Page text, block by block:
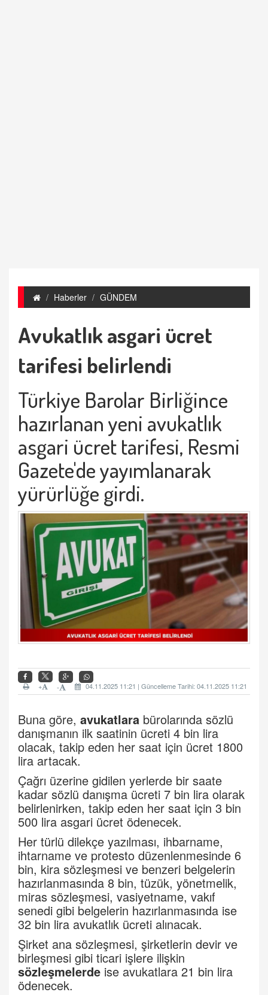
Haberler GÜNDEM
Avukatlık asgari ücret
tarifesi belirlendi
Türkiye Barolar Birliğince
hazırlanan yeni avukatlık
asgari ücret tarifesi, Resmi
Gazete'de yayımlanarak
yürürlüğe girdi.
04.11.2025 11:21 | Güncelleme Tarihi: 04.11.2025 11:21
-
+
Buna göre, avukatlara bürolarında sözlü
danışmanın ilk saatinin ücreti 4 bin lira
olacak, takip eden her saat için ücret 1800
lira artacak.
Çağrı üzerine gidilen yerlerde bir saate
kadar sözlü danışma ücreti 7 bin lira olarak
belirlenirken, takip eden her saat için 3 bin
500 lira asgari ücret ödenecek.
Her türlü dilekçe yazılması, ihbarname,
ihtarname ve protesto düzenlenmesinde 6
bin, kira sözleşmesi ve benzeri belgelerin
hazırlanmasında 8 bin, tüzük, yönetmelik,
miras sözleşmesi, vasiyetname, vakıf
senedi gibi belgelerin hazırlanmasında ise
32 bin lira avukatlık ücreti alınacak.
Şirket ana sözleşmesi, şirketlerin devir ve
birleşmesi gibi ticari işlere ilişkin
sözleşmelerde ise avukatlara 21 bin lira
ödenecek.